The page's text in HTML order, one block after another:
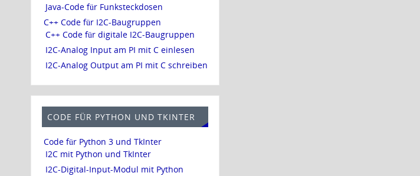
Java-Code für Funksteckdosen
C++ Code für I2C-Baugruppen
C++ Code für digitale I2C-Baugruppen
I2C-Analog Input am PI mit C einlesen
I2C-Analog Output am PI mit C schreiben
CODE FÜR PYTHON UND TKINTER
Code für Python 3 und TkInter
I2C mit Python und TkInter
I2C-Digital-Input-Modul mit Python